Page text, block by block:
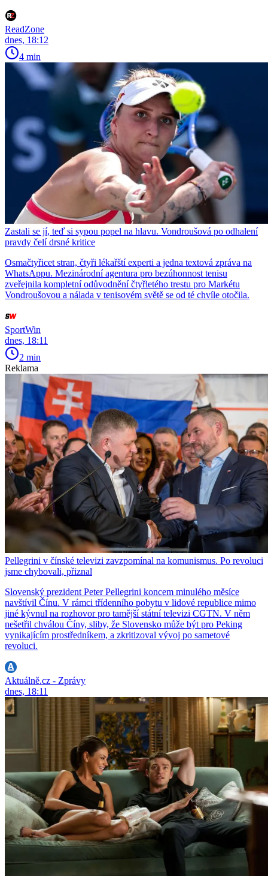
ReadZone
dnes, 18:12
4 min
Zastali se jí, teď si sypou popel na hlavu. Vondroušová po odhalení
pravdy čelí drsné kritice
Osmačtyřicet stran, čtyři lékařští experti a jedna textová zpráva na
WhatsAppu. Mezinárodní agentura pro bezúhonnost tenisu
zveřejnila kompletní odůvodnění čtyřletého trestu pro Markétu
Vondroušovou a nálada v tenisovém světě se od té chvíle otočila.
SportWin
dnes, 18:11
2 min
Reklama
Pellegrini v čínské televizi zavzpomínal na komunismus. Po revoluci
jsme chybovali, přiznal
Slovenský prezident Peter Pellegrini koncem minulého měsíce
navštívil Čínu. V rámci třídenního pobytu v lidové republice mimo
jiné kývnul na rozhovor pro tamější státní televizi CGTN. V něm
nešetřil chválou Číny, sliby, že Slovensko může být pro Peking
vynikajícím prostředníkem, a zkritizoval vývoj po sametové
revoluci.
Aktuálně.cz - Zprávy
dnes, 18:11